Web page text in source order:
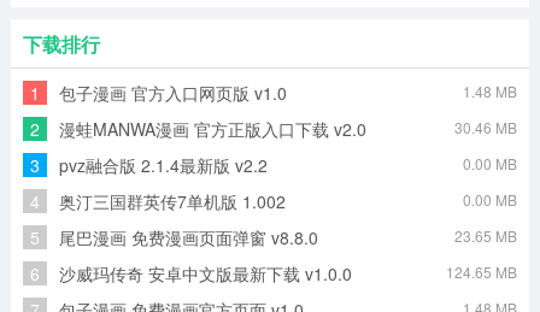
下载排行
1 包子漫画 官方入口网页版 v1.0 1.48 MB
2 漫蛙MANWA漫画 官方正版入口下载 v2.0 30.46 MB
3 pvz融合版 2.1.4最新版 v2.2 0.00 MB
4 奥汀三国群英传7单机版 1.002 0.00 MB
5 尾巴漫画 免费漫画页面弹窗 v8.8.0 23.65 MB
6 沙威玛传奇 安卓中文版最新下载 v1.0.0 124.65 MB
1.48 MB